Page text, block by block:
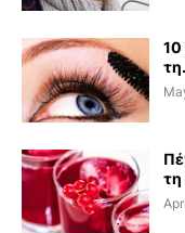
10
τη